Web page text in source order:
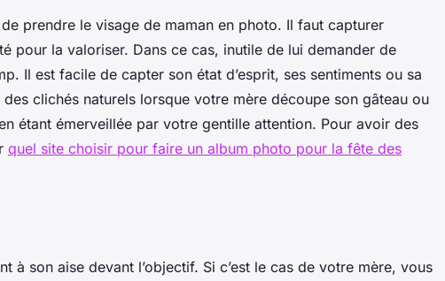
de prendre le visage de maman en photo. Il faut capturer
pour la valoriser. Dans ce cas, inutile de lui demander de
Il est facile de capter son état d’esprit, ses sentiments ou sa
clichés naturels lorsque votre mère découpe son gâteau ou
étant émerveillée par votre gentille attention. Pour avoir des
quel site choisir pour faire un album photo pour la fête des
à son aise devant l’objectif. Si c’est le cas de votre mère, vous